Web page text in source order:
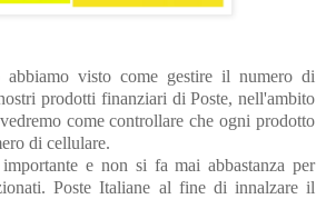
visto come gestire il numero di
prodotti finanziari di Poste, nell'ambito
come controllare che ogni prodotto
di cellulare.
e non si fa mai abbastanza per
Poste Italiane al fine di innalzare il